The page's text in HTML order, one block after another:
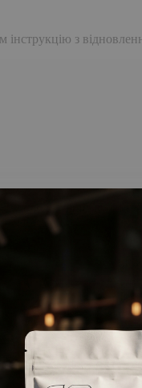
інструкцію з
запису,
знижки та